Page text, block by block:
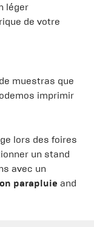
léger
de votre
muestras que
imprimir
lors des foires
un stand
avec un
parapluie and